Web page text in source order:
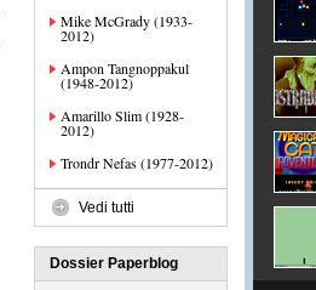
Mike McGrady (1933-
2012)
Ampon Tangnoppakul
(1948-2012)
Amarillo Slim (1928-
2012)
Trondr Nefas (1977-2012)
Vedi tutti
Dossier Paperblog